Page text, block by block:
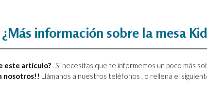
¿Más información sobre la mesa
este artículo? . Si necesitas que te informemos un poco más
nosotros!! Llámanos a nuestros teléfonos , o rellena el